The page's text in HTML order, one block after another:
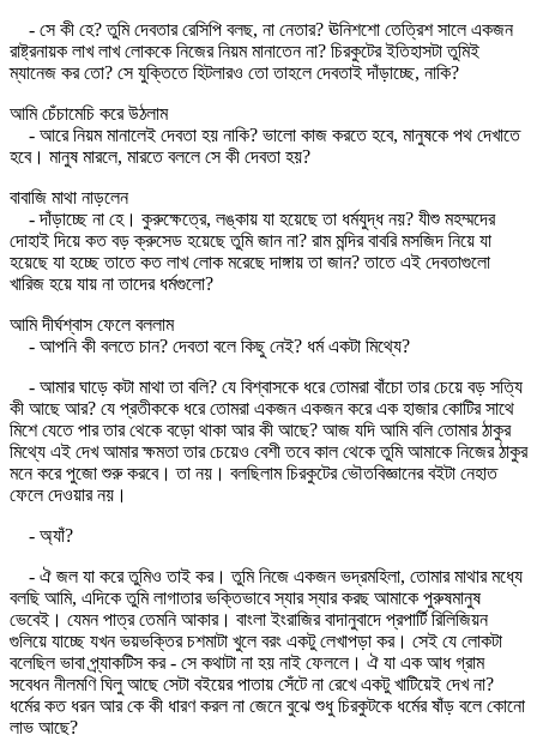
- সে কী হে? তুমি দেবতার রেসিপি বলছ, না নেতার? ঊনিশশো তেত্রিশ সালে একজন
রাষ্ট্রনায়ক লাখ লাখ লোককে নিজের নিয়ম মানাতেন না? চিরকুটের ইতিহাসটা তুমিই
ম্যানেজ কর তো? সে যুক্তিতে হিটলারও তো তাহলে দেবতাই দাঁড়াচ্ছে, নাকি?
আমি চেঁচামেচি করে উঠলাম
- আরে নিয়ম মানালেই দেবতা হয় নাকি? ভালো কাজ করতে হবে, মানুষকে পথ দেখাতে
হবে। মানুষ মারলে, মারতে বললে সে কী দেবতা হয়?
বাবাজি মাথা নাড়লেন
- দাঁড়াচ্ছে না হে। কুরুক্ষেত্রে, লঙ্কায় যা হয়েছে তা ধর্মযুদ্ধ নয়? যীশু মহম্মদের
দোহাই দিয়ে কত বড় ক্রুসেড হয়েছে তুমি জান না? রাম মন্দির বাবরি মসজিদ নিয়ে যা
হয়েছে যা হচ্ছে তাতে কত লাখ লোক মরেছে দাঙ্গায় তা জান? তাতে এই দেবতাগুলো
খারিজ হয়ে যায় না তাদের ধর্মগুলো?
আমি দীর্ঘশ্বাস ফেলে বললাম
- আপনি কী বলতে চান? দেবতা বলে কিছু নেই? ধর্ম একটা মিথ্যে?
- আমার ঘাড়ে কটা মাথা তা বলি? যে বিশ্বাসকে ধরে তোমরা বাঁচো তার চেয়ে বড় সত্যি
কী আছে আর? যে প্রতীককে ধরে তোমরা একজন একজন করে এক হাজার কোটির সাথে
মিশে যেতে পার তার থেকে বড়ো থাকা আর কী আছে? আজ যদি আমি বলি তোমার ঠাকুর
মিথ্যে এই দেখ আমার ক্ষমতা তার চেয়েও বেশী তবে কাল থেকে তুমি আমাকে নিজের ঠাকুর
মনে করে পুজো শুরু করবে। তা নয়। বলছিলাম চিরকুটের ভৌতবিজ্ঞানের বইটা নেহাত
ফেলে দেওয়ার নয়।
- অ্যাঁ?
- ঐ জল যা করে তুমিও তাই কর। তুমি নিজে একজন ভদ্রমহিলা, তোমার মাথার মধ্যে
বলছি আমি, এদিকে তুমি লাগাতার ভক্তিভাবে স্যার স্যার করছ আমাকে পুরুষমানুষ
ভেবেই। যেমন পাত্র তেমনি আকার। বাংলা ইংরাজির বাদানুবাদে প্রপার্টি রিলিজিয়ন
গুলিয়ে যাচ্ছে যখন ভয়ভক্তির চশমাটা খুলে বরং একটু লেখাপড়া কর। সেই যে লোকটা
বলেছিল ভাবা প্র্যাকটিস কর - সে কথাটা না হয় নাই ফেললে। ঐ যা এক আধ গ্রাম
সবেধন নীলমণি ঘিলু আছে সেটা বইয়ের পাতায় সেঁটে না রেখে একটু খাটিয়েই দেখ না?
ধর্মের কত ধরন আর কে কী ধারণ করল না জেনে বুঝে শুধু চিরকুটকে ধর্মের ষাঁড় বলে কোনো
লাভ আছে?